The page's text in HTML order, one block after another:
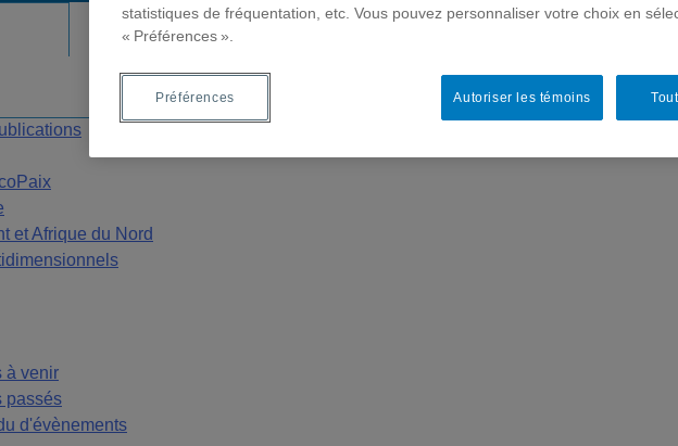
et Afrique du Nord
à venir
passés
d'évènements
statistiques de fréquentation, etc. Vous pouvez personnaliser votre choix en
« Préférences ».
Autoriser les témoins
Préférences